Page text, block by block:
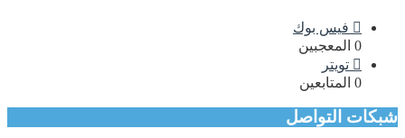
فيس بوك
0 المعجبين
تويتر
0 المتابعين
شبكات التواصل